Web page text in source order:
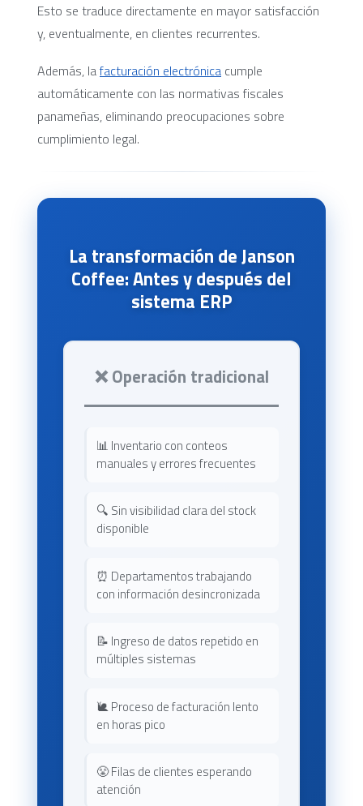
Esto se traduce directamente en mayor satisfacción
y, eventualmente, en clientes recurrentes.
Además, lafacturación electrónica cumple
automáticamente con las normativas fiscales
panameñas, eliminando preocupaciones sobre
cumplimiento legal.
La transformación de Janson
Coffee: Antes y después del
sistema ERP
❌ Operación tradicional
📊 Inventario con conteos
manuales y errores frecuentes
🔍 Sin visibilidad clara del stock
disponible
⏰ Departamentos trabajando
con información desincronizada
📝 Ingreso de datos repetido en
múltiples sistemas
🐌 Proceso de facturación lento
en horas pico
😤 Filas de clientes esperando
atención